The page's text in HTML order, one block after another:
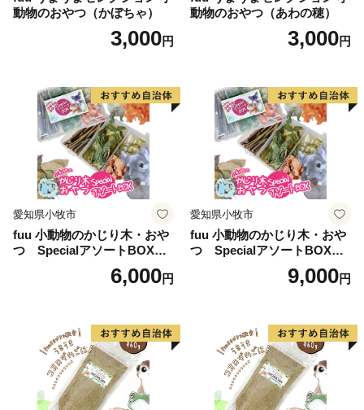
動物のおやつ（かぼちゃ）
3,000円
動物のおやつ（あわの穂）
3,000円
愛知県小牧市
fuu 小動物のかじり木・おや
つ SpecialアソートBOX（1
6,000円
愛知県小牧市
fuu 小動物のかじり木・おや
つ SpecialアソートBOX（2
9,000円